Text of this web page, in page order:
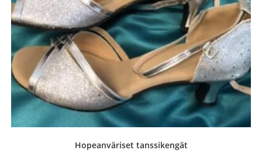
Hopeanväriset tanssikengät